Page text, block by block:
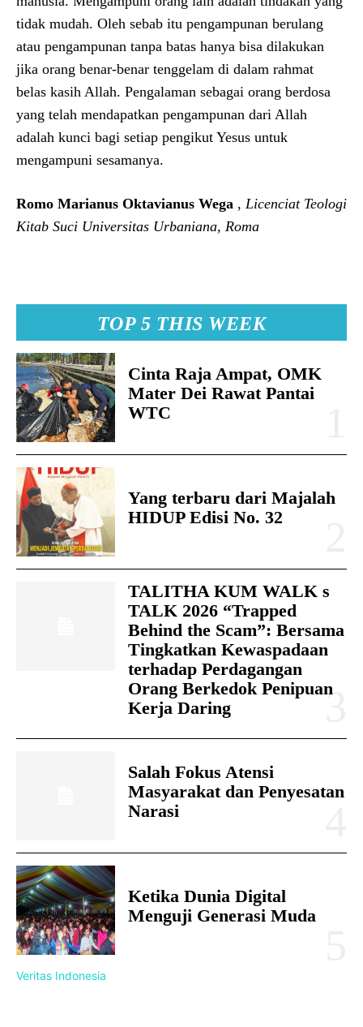
TOP 5 THIS WEEK
Cinta Raja Ampat, OMK
Mater Dei Rawat Pantai
WTC
Yang terbaru dari Majalah
HIDUP Edisi No. 32
TALITHA KUM WALK s
TALK 2026 “Trapped
Behind the Scam”: Bersama
Tingkatkan Kewaspadaan
terhadap Perdagangan
Orang Berkedok Penipuan
Kerja Daring
Salah Fokus Atensi
Masyarakat dan Penyesatan
Narasi
Ketika Dunia Digital
Menguji Generasi Muda
Veritas Indonesia
tidak mudah. Oleh sebab itu pengampunan berulang
atau pengampunan tanpa batas hanya bisa dilakukan
jika orang benar-benar tenggelam di dalam rahmat
belas kasih Allah. Pengalaman sebagai orang berdosa
yang telah mendapatkan pengampunan dari Allah
adalah kunci bagi setiap pengikut Yesus untuk
mengampuni sesamanya.
Romo Marianus Oktavianus Wega , Licenciat Teologi
Kitab Suci Universitas Urbaniana, Roma